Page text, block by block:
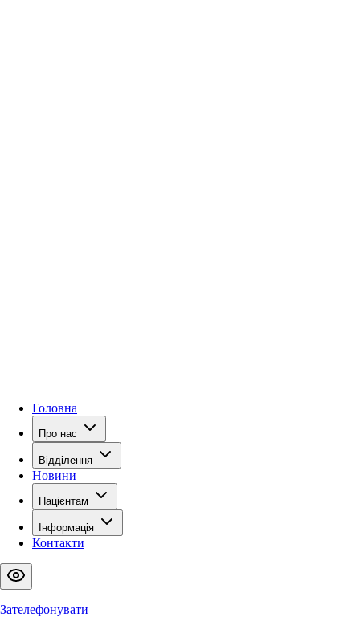
Головна
Про нас
Відділення
Новини
Пацієнтам
Інформація
Контакти
Зателефонувати